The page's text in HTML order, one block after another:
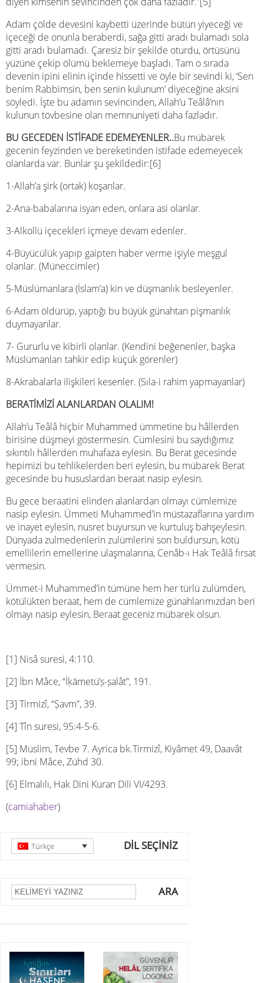
Adam çölde devesini kaybetti üzerinde bütün yiyeceği ve
içeceği de onunla beraberdi, sağa gitti aradı bulamadı sola
gitti aradı bulamadı. Çaresiz bir şekilde oturdu, örtüsünü
yüzüne çekip ölümü beklemeye başladı. Tam o sırada
devenin ipini elinin içinde hissetti ve öyle bir sevindi ki, ‘Sen
benim Rabbimsin, ben senin kulunum’ diyeceğine aksini
söyledi. İşte bu adamın sevincinden, Allah’u Teâlâ’nın
kulunun tövbesine olan memnuniyeti daha fazladır.
BU GECEDEN İSTİFADE EDEMEYENLER..Bu mübarek
gecenin feyzinden ve bereketinden istifade edemeyecek
olanlarda var. Bunlar şu şekildedir:[6]
1-Allah’a şirk (ortak) koşanlar.
2-Ana-babalarına isyan eden, onlara asi olanlar.
3-Alkollü içecekleri içmeye devam edenler.
4-Büyücülük yapıp gaipten haber verme işiyle meşgul
olanlar. (Müneccimler)
5-Müslümanlara (İslam’a) kin ve düşmanlık besleyenler.
6-Adam öldürüp, yaptığı bu büyük günahtan pişmanlık
duymayanlar.
7- Gururlu ve kibirli olanlar. (Kendini beğenenler, başka
Müslümanları tahkir edip küçük görenler)
8-Akrabalarla ilişkileri kesenler. (Sıla-i rahim yapmayanlar)
BERATİMİZİ ALANLARDAN OLALIM!
Allah’u Teâlâ hiçbir Muhammed ümmetine bu hâllerden
birisine düşmeyi göstermesin. Cümlesini bu saydığımız
sıkıntılı hâllerden muhafaza eylesin. Bu Berat gecesinde
hepimizi bu tehlikelerden beri eylesin, bu mübarek Berat
gecesinde bu hususlardan beraat nasip eylesin.
Bu gece beraatini elinden alanlardan olmayı cümlemize
nasip eylesin. Ümmeti Muhammed’in müstazaflarına yardım
ve inayet eylesin, nusret buyursun ve kurtuluş bahşeylesin.
Dünyada zulmedenlerin zulümlerini son buldursun, kötü
emellilerin emellerine ulaşmalarına, Cenâb-ı Hak Teâlâ fırsat
vermesin.
Ümmet-i Muhammed’in tümüne hem her türlü zulümden,
kötülükten beraat, hem de cümlemize günahlarımızdan beri
olmayı nasip eylesin, Beraat geceniz mübarek olsun.
[1] Nisâ suresi, 4:110.
[2] İbn Mâce, “İḳāmetü’ṣ-ṣalât”, 191.
[3] Tirmizî, “Ṣavm”, 39.
[4] Tîn suresi, 95:4-5-6.
[5] Müslim, Tevbe 7. Ayrica bk.Tirmizî, Kiyâmet 49, Daavât
99; ibni Mâce, Zühd 30.
[6] Elmalılı, Hak Dini Kuran Dili VI/4293.
(camiahaber)
DİL SEÇİNİZ
Türkçe
ARA